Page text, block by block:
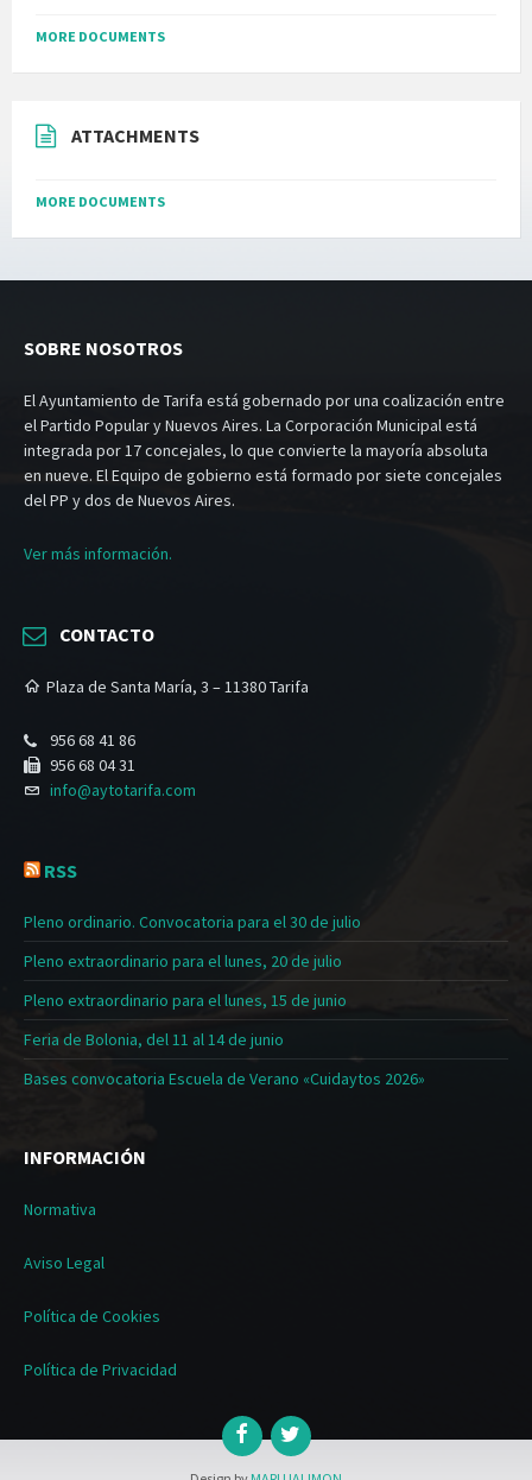
MORE DOCUMENTS
ATTACHMENTS
MORE DOCUMENTS
SOBRE NOSOTROS
El Ayuntamiento de Tarifa está gobernado por una coalización entre
el Partido Popular y Nuevos Aires. La Corporación Municipal está
integrada por 17 concejales, lo que convierte la mayoría absoluta
en nueve. El Equipo de gobierno está formado por siete concejales
del PP y dos de Nuevos Aires.
Ver más información.
CONTACTO
Plaza de Santa María, 3 – 11380 Tarifa
956 68 41 86
956 68 04 31
info@aytotarifa.com
RSS
Pleno ordinario. Convocatoria para el 30 de julio
Pleno extraordinario para el lunes, 20 de julio
Pleno extraordinario para el lunes, 15 de junio
Feria de Bolonia, del 11 al 14 de junio
Bases convocatoria Escuela de Verano «Cuidaytos 2026»
INFORMACIÓN
Normativa
Aviso Legal
Política de Cookies
Política de Privacidad